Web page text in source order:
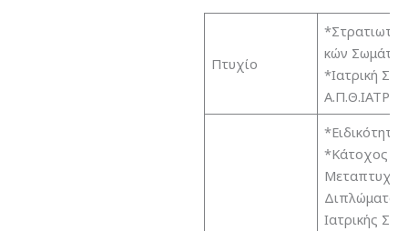
Πτυχίο
κών
*Ιατρική
*Κάτοχος
Διπλώματος
Ιατρικής